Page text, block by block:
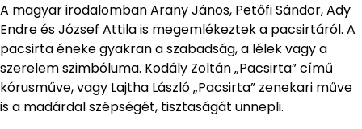
A magyar irodalomban Arany János, Petőfi Sándor, Ady
Endre és József Attila is megemlékeztek a pacsirtáról. A
pacsirta éneke gyakran a szabadság, a lélek vagy a
szerelem szimbóluma. Kodály Zoltán „Pacsirta” című
kórusműve, vagy Lajtha László „Pacsirta” zenekari műve
is a madárdal szépségét, tisztaságát ünnepli.